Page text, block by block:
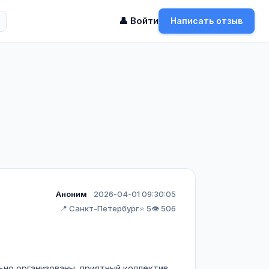
👤 Войти Написать отзыв
Аноним
2026-04-01 09:30:05
📍 Санкт-Петербург⭐ 5👁️ 506